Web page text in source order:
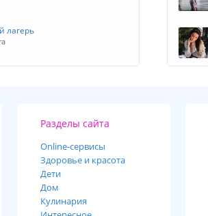
лагерь
Разделы сайта
Online-cервисы
Здоровье и красота
Дети
Дом
Кулинария